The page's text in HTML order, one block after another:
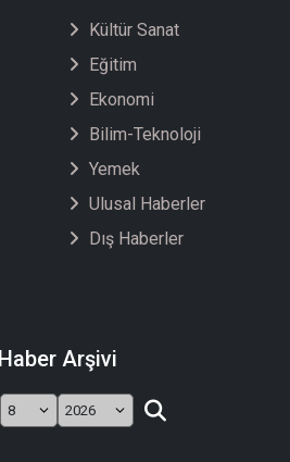
Kültür Sanat
Eğitim
Ekonomi
Bilim-Teknoloji
Yemek
Ulusal Haberler
Dış Haberler
Haber Arşivi